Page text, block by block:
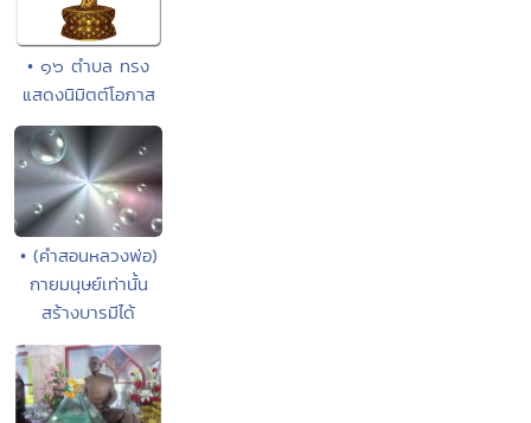
• ๑๖ ตำบล ทรง
แสดงนิมิตต์โอภาส
• (คำสอนหลวงพ่อ)
กายมนุษย์เท่านั้น
สร้างบารมีได้